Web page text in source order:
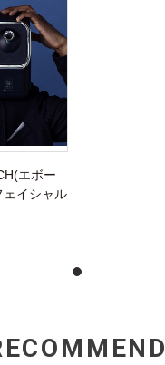
エボー
ェイシャル